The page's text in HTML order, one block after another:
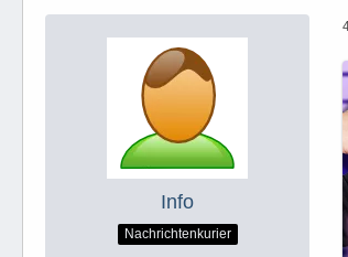
Info
Nachrichtenkurier